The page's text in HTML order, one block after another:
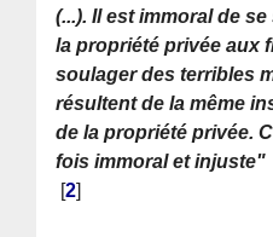
(...). Il est immoral de
la propriété privée aux
soulager des terribles
résultent de la même
de la propriété privée.
fois immoral et injuste"
[2]